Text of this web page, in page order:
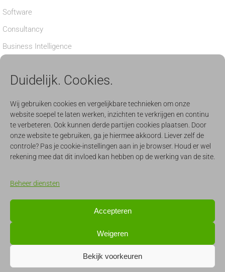
Duidelijk. Cookies.
Wij gebruiken cookies en vergelijkbare technieken om onze
website soepel te laten werken, inzichten te verkrijgen en continu
te verbeteren. Ook kunnen derde partijen cookies plaatsen. Door
onze website te gebruiken, ga je hiermee akkoord. Liever zelf de
controle? Pas je cookie-instellingen aan in je browser. Houd er wel
rekening mee dat dit invloed kan hebben op de werking van de site.
Beheer diensten
Accepteren
Weigeren
Bekijk voorkeuren
Software
Consultancy
Business Intelligence
Cookiebeleid
BEDRIJF
Nieuws
Aanmelden nieuwsbrief
Werken